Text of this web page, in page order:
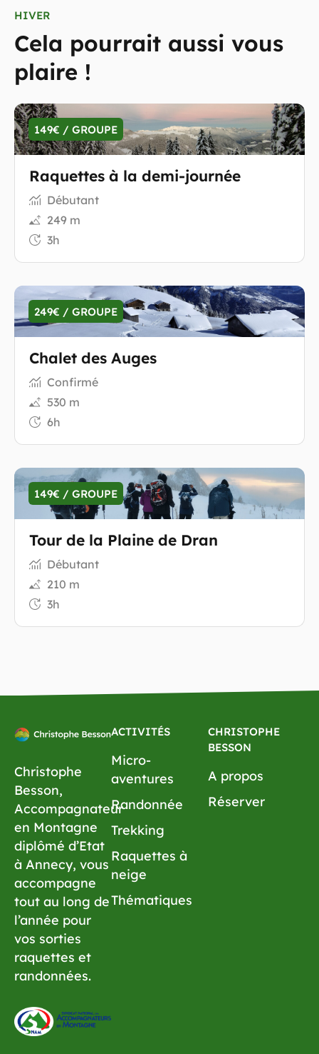
HIVER
Cela pourrait aussi vous
plaire !
149€ / GROUPE
Raquettes à la demi-journée
Débutant
249 m
3h
249€ / GROUPE
Chalet des Auges
Confirmé
530 m
6h
149€ / GROUPE
Tour de la Plaine de Dran
Débutant
210 m
3h
Christophe
Besson,
Accompagnateur
en Montagne
diplômé d’Etat
à Annecy, vous
accompagne
tout au long de
l’année pour
vos sorties
raquettes et
randonnées.
ACTIVITÉS
Micro-
aventures
Randonnée
Trekking
Raquettes à
neige
Thématiques
CHRISTOPHE
BESSON
A propos
Réserver